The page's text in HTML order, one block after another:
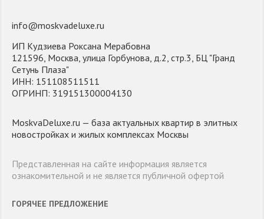
info@moskvadeluxe.ru
ИП Кудзиева Роксана Мерабовна
121596, Москва, улица Горбунова, д.2, стр.3, БЦ "Гранд
Сетунь Плаза"
ИНН: 151108511511
ОГРИНП: 319151300004130
MoskvaDeluxe.ru — база актуальных квартир в элитных
новостройках и жилых комплексах Москвы
Представленная на сайте информация является
ознакомительной и не является публичной офертой
ГОРЯЧЕЕ ПРЕДЛОЖЕНИЕ